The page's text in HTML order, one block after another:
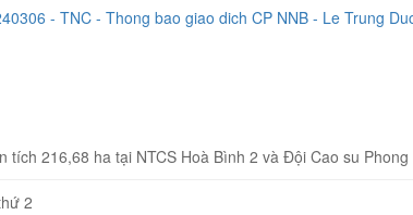
- TNC - Thong bao giao dich CP NNB - Le Trung
216,68 ha tại NTCS Hoà Bình 2 và Đội Cao su Phong
2